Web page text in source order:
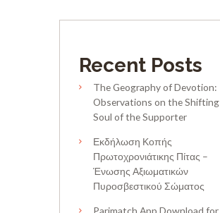
Recent Posts
The Geography of Devotion:
Observations on the Shifting
Soul of the Supporter
Εκδήλωση Κοπής
Πρωτοχρονιάτικης Πίτας –
Ένωσης Αξιωματικών
Πυροσβεστικού Σώματος